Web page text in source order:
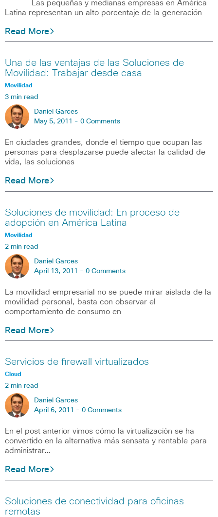
Las pequeñas y medianas empresas en América
Latina representan un alto porcentaje de la generación
Read More
Una de las ventajas de las Soluciones de
Movilidad: Trabajar desde casa
Movilidad
3 min read
Daniel Garces
May 5, 2011 - 0 Comments
En ciudades grandes, donde el tiempo que ocupan las
personas para desplazarse puede afectar la calidad de
vida, las soluciones
Read More
Soluciones de movilidad: En proceso de
adopción en América Latina
Movilidad
2 min read
Daniel Garces
April 13, 2011 - 0 Comments
La movilidad empresarial no se puede mirar aislada de la
movilidad personal, basta con observar el
comportamiento de consumo en
Read More
Servicios de firewall virtualizados
Cloud
2 min read
Daniel Garces
April 6, 2011 - 0 Comments
En el post anterior vimos cómo la virtualización se ha
convertido en la alternativa más sensata y rentable para
administrar…
Read More
Soluciones de conectividad para oficinas
remotas